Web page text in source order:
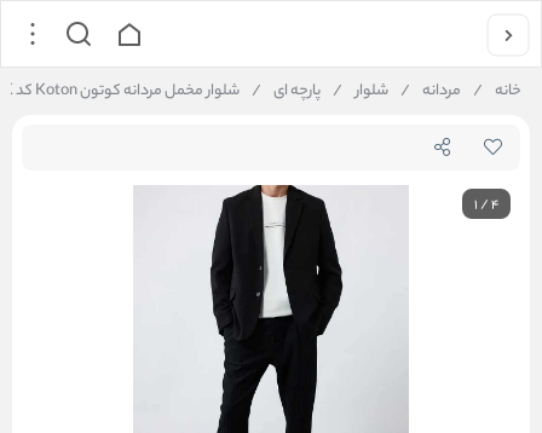
خانه / مردانه / شلوار / پارچه ای / شلوار مخمل مردانه کوتون Koton کد 6WAM40010HK
1/4